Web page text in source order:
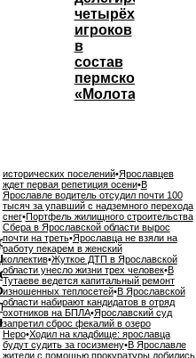
четырёх
игроков
в
состав
пермского
«Молота»
исторических поселений•Ярославцев
ждет первая репетиция осени•В
Ярославле водитель отсудил почти 100
тысяч за упавший с надземного перехода
снег•Портфель жилищного строительства
Сбера в Ярославской области вырос
почти на треть•Ярославца не взяли на
работу пекарем в женский
коллектив•Жуткое ДТП в Ярославской
области унесло жизни трех человек•В
Тутаеве ведется капитальный ремонт
изношенных теплосетей•В Ярославской
области набирают кандидатов в отряд
охотников на БПЛА•Ярославский суд
запретил сброс фекалий в озеро
Неро•Ходил на кладбище: ярославца
будут судить за госизмену•В Ярославле
жители с помощью прокуратуры добились